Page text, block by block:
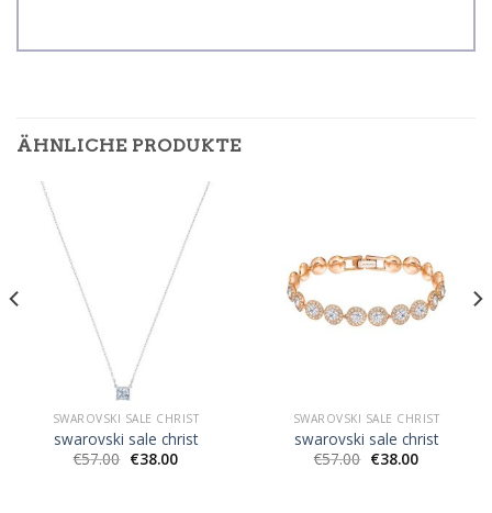
ÄHNLICHE PRODUKTE
SWAROVSKI SALE CHRIST
swarovski sale christ
€57.00 €38.00
SWAROVSKI SALE CHRIST
swarovski sale christ
€57.00 €38.00